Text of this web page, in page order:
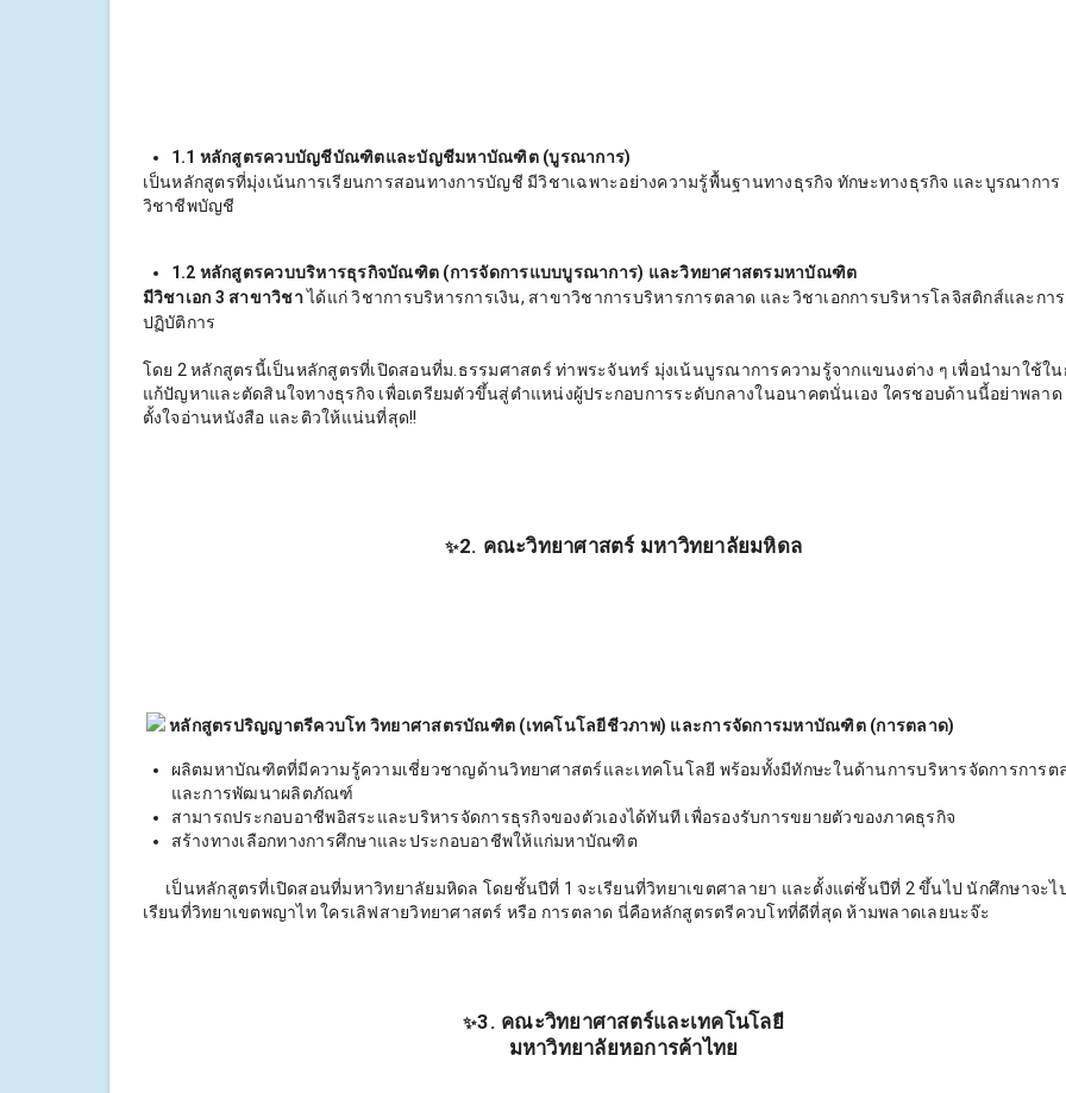
1.1 หลักสูตรควบบัญชีบัณฑิตและบัญชีมหาบัณฑิต (บูรณาการ)
เป็นหลักสูตรที่มุ่งเน้นการเรียนการสอนทางการบัญชี มีวิชาเฉพาะอย่างความรู้พื้นฐานทางธุรกิจ ทักษะทางธุรกิจ และบูรณาการ
วิชาชีพบัญชี
1.2 หลักสูตรควบบริหารธุรกิจบัณฑิต (การจัดการแบบบูรณาการ) และวิทยาศาสตรมหาบัณฑิต
มีวิชาเอก 3 สาขาวิชาได้แก่ วิชาการบริหารการเงิน, สาขาวิชาการบริหารการตลาด และวิชาเอกการบริหารโลจิสติกส์และการ
ปฏิบัติการ
โดย 2 หลักสูตรนี้เป็นหลักสูตรที่เปิดสอนที่ม.ธรรมศาสตร์ ท่าพระจันทร์ มุ่งเน้นบูรณาการความรู้จากแขนงต่าง ๆ เพื่อนำมาใช้ใน
แก้ปัญหาและตัดสินใจทางธุรกิจ เพื่อเตรียมตัวขึ้นสู่ตำแหน่งผู้ประกอบการระดับกลางในอนาคตนั่นเอง ใครชอบด้านนี้อย่าพลาด
ตั้งใจอ่านหนังสือ และติวให้แน่นที่สุด!!
✨2. คณะวิทยาศาสตร์ มหาวิทยาลัยมหิดล
หลักสูตรปริญญาตรีควบโท วิทยาศาสตรบัณฑิต (เทคโนโลยีชีวภาพ) และการจัดการมหาบัณฑิต (การตลาด)
ผลิตมหาบัณฑิตที่มีความรู้ความเชี่ยวชาญด้านวิทยาศาสตร์และเทคโนโลยี พร้อมทั้งมีทักษะในด้านการบริหารจัดการการต
และการพัฒนาผลิตภัณฑ์
สามารถประกอบอาชีพอิสระและบริหารจัดการธุรกิจของตัวเองได้ทันที เพื่อรองรับการขยายตัวของภาคธุรกิจ
สร้างทางเลือกทางการศึกษาและประกอบอาชีพให้แก่มหาบัณฑิต
เป็นหลักสูตรที่เปิดสอนที่มหาวิทยาลัยมหิดล โดยชั้นปีที่ 1 จะเรียนที่วิทยาเขตศาลายา และตั้งแต่ชั้นปีที่ 2 ขึ้นไป นักศึกษาจะไ
เรียนที่วิทยาเขตพญาไท ใครเลิฟสายวิทยาศาสตร์ หรือ การตลาด นี่คือหลักสูตรตรีควบโทที่ดีที่สุด ห้ามพลาดเลยนะจ๊ะ
✨3. คณะวิทยาศาสตร์และเทคโนโลยี
มหาวิทยาลัยหอการค้าไทย